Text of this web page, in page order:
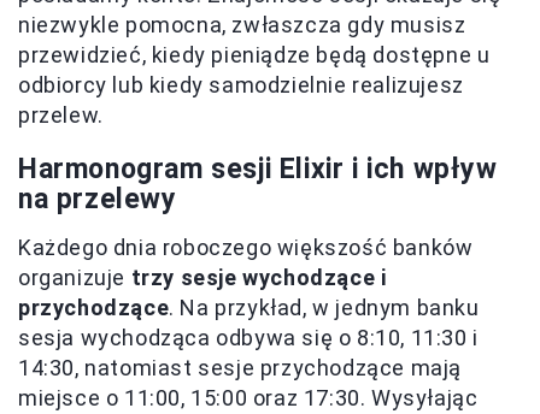
niezwykle pomocna, zwłaszcza gdy musisz
przewidzieć, kiedy pieniądze będą dostępne u
odbiorcy lub kiedy samodzielnie realizujesz
przelew.
Harmonogram sesji Elixir i ich wpływ
na przelewy
Każdego dnia roboczego większość banków
organizuje trzy sesje wychodzące i
przychodzące. Na przykład, w jednym banku
sesja wychodząca odbywa się o 8:10, 11:30 i
14:30, natomiast sesje przychodzące mają
miejsce o 11:00, 15:00 oraz 17:30. Wysyłając